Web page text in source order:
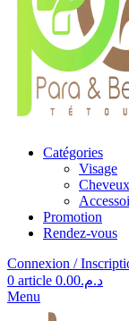
Catégories
Visage
Cheveux
Promotion
Rendez-vous
Connexion /
0 article د.م.0.00
Menu